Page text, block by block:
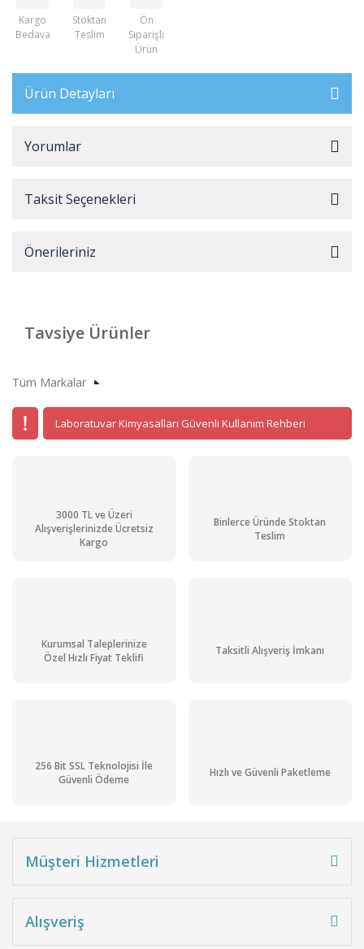
Kargo
Bedava
Stoktan
Teslim
Ön
Siparişli
Ürün
Ürün Detayları
Yorumlar
Taksit Seçenekleri
Önerileriniz
Tavsiye Ürünler
Stoktan Teslim Ön Siparişli
Ürün
2.543,76 TL + KDV
Tüm Markalar
Laboratuvar Kimyasalları Güvenli Kullanım Rehberi
3000 TL ve Üzeri
Alışverişlerinizde Ücretsiz
Kargo
Binlerce Üründe Stoktan
Teslim
Kurumsal Taleplerinize
Özel Hızlı Fiyat Teklifi
Taksitli Alışveriş İmkanı
256 Bit SSL Teknolojisi İle
Güvenli Ödeme
Hızlı ve Güvenli Paketleme
Müşteri Hizmetleri
Alışveriş